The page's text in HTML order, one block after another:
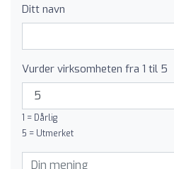
Ditt navn
Vurder virksomheten fra 1 til 5
1 = Dårlig
5 = Utmerket